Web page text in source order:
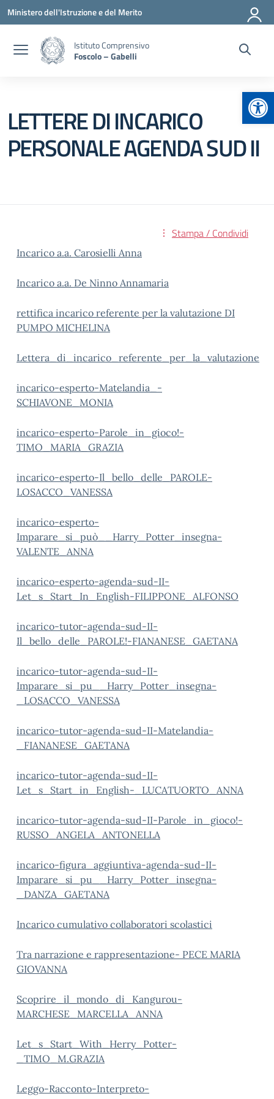
Vai ai contenuti
Vai al menu di navigazione
Vai al footer
Ministero dell'Istruzione e del Merito
Istituto Comprensivo
Foscolo – Gabelli
LETTERE DI INCARICO
PERSONALE AGENDA SUD II
Stampa / Condividi
Incarico a.a. Carosielli Anna
Incarico a.a. De Ninno Annamaria
rettifica incarico referente per la valutazione DI
PUMPO MICHELINA
Lettera_di_incarico_referente_per_la_valutazione
incarico-esperto-Matelandia_-
SCHIAVONE_MONIA
incarico-esperto-Parole_in_gioco!-
TIMO_MARIA_GRAZIA
incarico-esperto-Il_bello_delle_PAROLE-
LOSACCO_VANESSA
incarico-esperto-
Imparare_si_può__Harry_Potter_insegna-
VALENTE_ANNA
incarico-esperto-agenda-sud-II-
Let_s_Start_In_English-FILIPPONE_ALFONSO
incarico-tutor-agenda-sud-II-
Il_bello_delle_PAROLE!-FIANANESE_GAETANA
incarico-tutor-agenda-sud-II-
Imparare_si_pu__Harry_Potter_insegna-
_LOSACCO_VANESSA
incarico-tutor-agenda-sud-II-Matelandia-
_FIANANESE_GAETANA
incarico-tutor-agenda-sud-II-
Let_s_Start_in_English-_LUCATUORTO_ANNA
incarico-tutor-agenda-sud-II-Parole_in_gioco!-
RUSSO_ANGELA_ANTONELLA
incarico-figura_aggiuntiva-agenda-sud-II-
Imparare_si_pu__Harry_Potter_insegna-
_DANZA_GAETANA
Incarico cumulativo collaboratori scolastici
Tra narrazione e rappresentazione- PECE MARIA
GIOVANNA
Scoprire_il_mondo_di_Kangurou-
MARCHESE_MARCELLA_ANNA
Let_s_Start_With_Herry_Potter-
_TIMO_M.GRAZIA
Leggo-Racconto-Interpreto-